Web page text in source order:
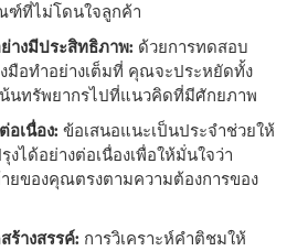
ฑ์ที่ไม่โดนใจลูกค้า
างมีประสิทธิภาพ: ด้วยการทดสอบ
มือทําอย่างเต็มที่ คุณจะประหยัดทั้ง
น้นทรัพยากรไปที่แนวคิดที่มีศักยภาพ
อเนื่อง:ข้อเสนอแนะเป็นประจําช่วยให้
ได้อย่างต่อเนื่องเพื่อให้มั่นใจว่า
ของคุณตรงตามความต้องการของ
ร้างสรรค์: การวิเคราะห์คําติชมให้